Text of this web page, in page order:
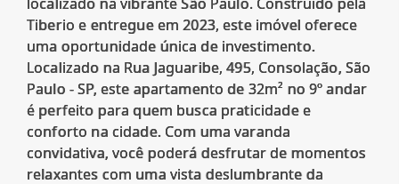
Tiberio e entregue em 2023, este imóvel oferece
uma oportunidade única de investimento.
Localizado na Rua Jaguaribe, 495, Consolação, São
Paulo - SP, este apartamento de 32m² no 9º andar
é perfeito para quem busca praticidade e
conforto na cidade. Com uma varanda
convidativa, você poderá desfrutar de momentos
relaxantes com uma vista deslumbrante da